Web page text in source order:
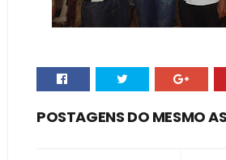
POSTAGENS DO MESMO